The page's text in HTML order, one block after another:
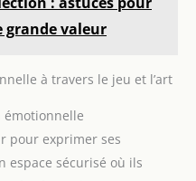
grande valeur
à travers le jeu et l’art
émotionnelle
pour exprimer ses
espace sécurisé où ils